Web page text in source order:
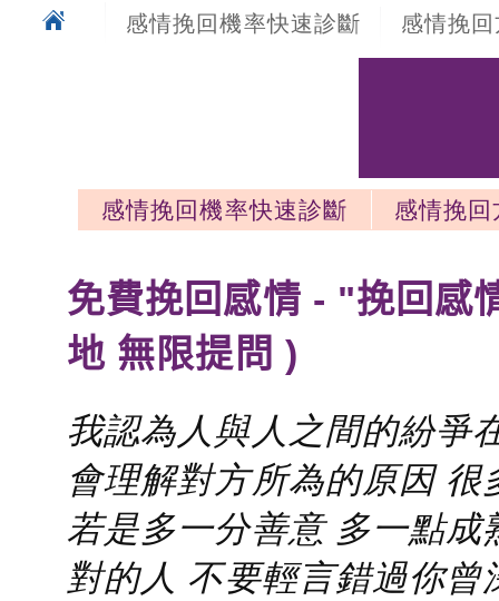
感情挽回機率快速診斷 感情挽
感情挽回機率快速診斷
感情挽
免費挽回感情 - "挽回感
地 無限提問 )
我認為人與人之間的紛爭
會理解對方所為的原因
若是多一分善意 多一點
對的人 不要輕言錯過你曾